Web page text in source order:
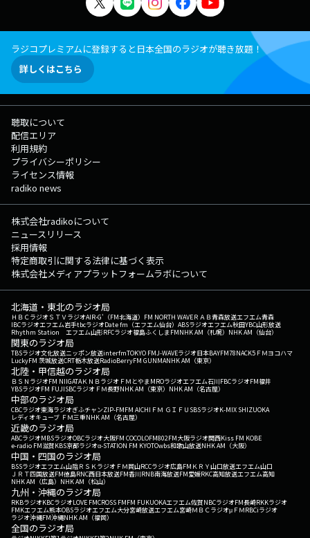
ラジコプレミアムに登録すると日本全国のラジオが聴き放題！
詳しくはこちら
聴取について
配信エリア
利用規約
プライバシーポリシー
ライセンス情報
radiko news
株式会社radikoについて
ニュースリリース
採用情報
特定商取引に関する法律に基づく表示
株式会社メディアプラットフォームラボについて
北海道・東北のラジオ局
ＨＢＣラジオＳＴＶラジオAIR-G'（FM北海道） FM NORTH WAVEＲＡＢ青森放送エフエム青森
IBCラジオエフエム岩手tbcラジオDate fm（エフエム仙台） ABSラジオエフエム秋田YBC山形放送
Rhythm Station エフエム山形RFCラジオ福島ふくしまFMNHK AM（札幌） NHK AM（仙台）
関東のラジオ局
TBSラジオ文化放送ニッポン放送interfmTOKYO FMJ-WAVEラジオ日本BAYFM78NACK5 ＦＭヨコハマ
LuckyFM 茨城放送CRT栃木放送RadioBerryFM GUNMANHK AM（東京）
北陸・甲信越のラジオ局
ＢＳＮラジオFM NIIGATAＫＮＢラジオ ＦＭとやまMROラジオエフエム石川FBCラジオFM福井
YBSラジオFM FUJISBCラジオ ＦＭ長野NHK AM（東京） NHK AM（名古屋）
中部のラジオ局
CBCラジオ東海ラジオぎふチャンZIP-FMFM AICHI ＦＭ ＧＩＦＵ SBSラジオK-MIX SHIZUOKA
レディオキューブ ＦＭ三重NHK AM（名古屋）
近畿のラジオ局
ABCラジオMBSラジオOBCラジオ大阪FM COCOLOFM802FM大阪ラジオ関西Kiss FM KOBE
e-radio FM滋賀KBS京都ラジオα-STATION FM KYOTOwbs和歌山放送NHK AM（大阪）
中国・四国のラジオ局
BSSラジオエフエム山陰ＲＳＫラジオ ＦＭ岡山RCCラジオ広島FM ＫＲＹ山口放送エフエム山口
ＪＲＴ四国放送FM徳島RNC西日本放送FM香川RNB南海放送FM愛媛RKC高知放送エフエム高知
NHK AM（広島） NHK AM（松山）
九州・沖縄のラジオ局
RKBラジオKBCラジオLOVE FMCROSS FMFM FUKUOKAエフエム佐賀NBCラジオFM長崎RKKラジオ
FMKエフエム熊本OBSラジオエフエム大分宮崎放送エフエム宮崎ＭＢＣラジオμＦＭRBCiラジオ
ラジオ沖縄FM沖縄NHK AM（福岡）
全国のラジオ局